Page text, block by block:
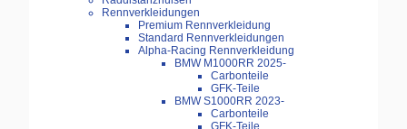
Rennverkleidungen
Premium Rennverkleidung
Standard Rennverkleidungen
Alpha-Racing Rennverkleidung
BMW M1000RR 2025-
Carbonteile
GFK-Teile
BMW S1000RR 2023-
Carbonteile
GFK-Teile